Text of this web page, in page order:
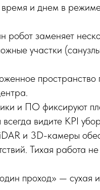
и днем в
робот заменяет
участки
и ПО фиксируют
видите KPI
и 3D-камеры
Тихая работа
проход» — сухая